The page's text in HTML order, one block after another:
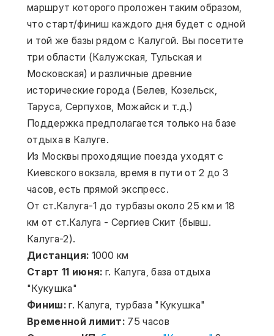
маршрут которого проложен таким образом,
что старт/финиш каждого дня будет с одной
и той же базы рядом с Калугой. Вы посетите
три области (Калужская, Тульская и
Московская) и различные древние
исторические города (Белев, Козельск,
Таруса, Серпухов, Можайск и т.д.)
Поддержка предполагается только на базе
отдыха в Калуге.
Из Москвы проходящие поезда уходят с
Киевского вокзала, время в пути от 2 до 3
часов, есть прямой экспресс.
От ст.Калуга-1 до турбазы около 25 км и 18
км от ст.Калуга - Сергиев Скит (бывш.
Калуга-2).
Дистанция: 1000 км
Старт 11 июня: г. Калуга, база отдыха
"Кукушка"
Финиш: г. Калуга, турбаза "Кукушка"
Временной лимит: 75 часов